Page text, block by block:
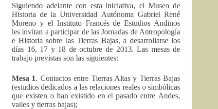
Siguiendo adelante con esta iniciativa, el Museo de
Historia de la Universidad Autónoma Gabriel René
Moreno y el Instituto Francés de Estudios Andinos
les invitan a participar de las Jornadas de Antropología
e Historia sobre las Tierras Bajas, a desarrollarse los
días 16, 17 y 18 de octubre de 2013. Las mesas de
trabajo previstas son las siguientes:
Mesa 1. Contactos entre Tierras Altas y Tierras Bajas
(estudios dedicados a las relaciones reales o simbólicas
que existen o han existido en el pasado entre Andes,
valles y tierras bajas);